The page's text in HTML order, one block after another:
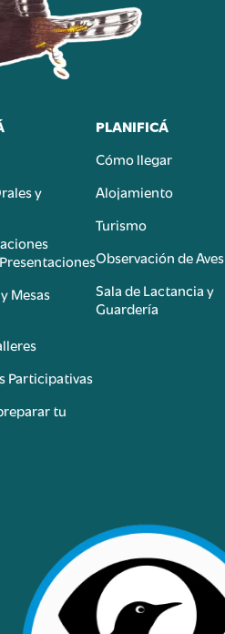
y
Mesas
Participativas
tu
PLANIFICÁ
Cómo llegar
Alojamiento
Turismo
Observación de Aves
Sala de Lactancia y
Guardería